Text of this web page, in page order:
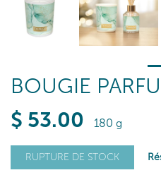
BOUGIE
$ 53.00 180 g
RUPTURE DE STOCK